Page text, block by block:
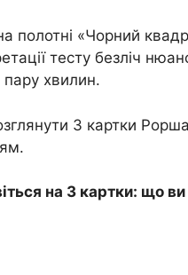
полотні «Чорний
тесту безліч
пару хвилин.
3 картки
на 3 картки: що